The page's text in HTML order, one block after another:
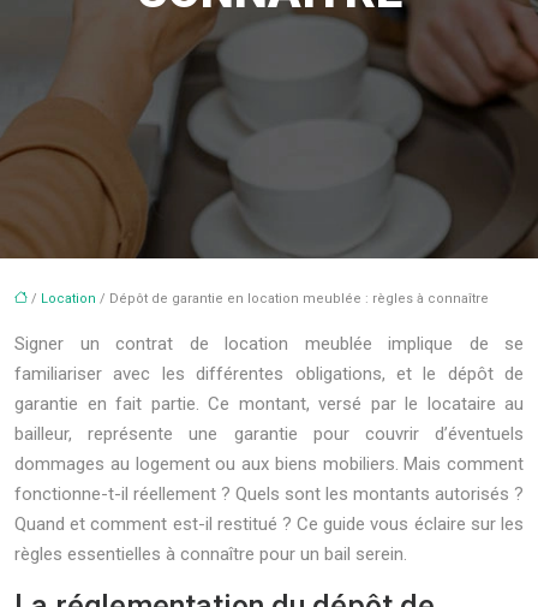
/ Location / Dépôt de garantie en location meublée : règles à connaître
Signer un contrat de location meublée implique de se
familiariser avec les différentes obligations, et le dépôt de
garantie en fait partie. Ce montant, versé par le locataire au
bailleur, représente une garantie pour couvrir d’éventuels
dommages au logement ou aux biens mobiliers. Mais comment
fonctionne-t-il réellement ? Quels sont les montants autorisés ?
Quand et comment est-il restitué ? Ce guide vous éclaire sur les
règles essentielles à connaître pour un bail serein.